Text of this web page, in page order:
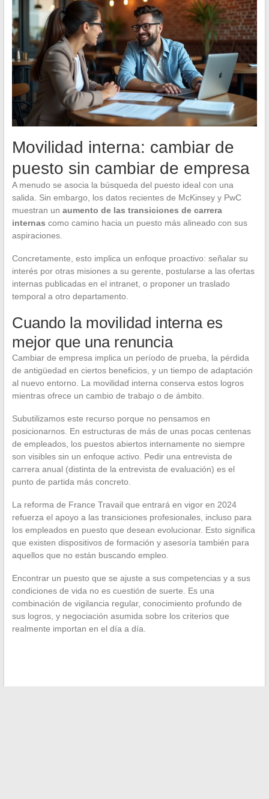
Movilidad interna: cambiar de
puesto sin cambiar de empresa
A menudo se asocia la búsqueda del puesto ideal con una
salida. Sin embargo, los datos recientes de McKinsey y PwC
muestran un aumento de las transiciones de carrera
internas como camino hacia un puesto más alineado con sus
aspiraciones.
Concretamente, esto implica un enfoque proactivo: señalar su
interés por otras misiones a su gerente, postularse a las ofertas
internas publicadas en el intranet, o proponer un traslado
temporal a otro departamento.
Cuando la movilidad interna es
mejor que una renuncia
Cambiar de empresa implica un período de prueba, la pérdida
de antigüedad en ciertos beneficios, y un tiempo de adaptación
al nuevo entorno. La movilidad interna conserva estos logros
mientras ofrece un cambio de trabajo o de ámbito.
Subutilizamos este recurso porque no pensamos en
posicionarnos. En estructuras de más de unas pocas centenas
de empleados, los puestos abiertos internamente no siempre
son visibles sin un enfoque activo. Pedir una entrevista de
carrera anual (distinta de la entrevista de evaluación) es el
punto de partida más concreto.
La reforma de France Travail que entrará en vigor en 2024
refuerza el apoyo a las transiciones profesionales, incluso para
los empleados en puesto que desean evolucionar. Esto significa
que existen dispositivos de formación y asesoría también para
aquellos que no están buscando empleo.
Encontrar un puesto que se ajuste a sus competencias y a sus
condiciones de vida no es cuestión de suerte. Es una
combinación de vigilancia regular, conocimiento profundo de
sus logros, y negociación asumida sobre los criterios que
realmente importan en el día a día.